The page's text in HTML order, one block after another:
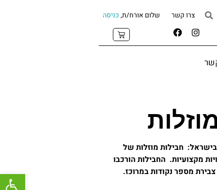
צרו קשר שלום אורח/ת,כניסה
חבילות מוזלות של
מקצועיות. החבילות הורכבו
מספר נקודות במרוכז.